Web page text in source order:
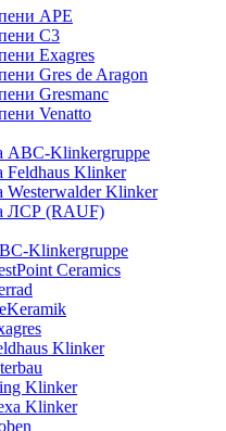
APE
C3
Exagres
Gres de Aragon
Gresmanc
Venatto
ABC-Klinkergruppe
Feldhaus Klinker
Westerwalder Klinker
ЛСР (RAUF)
Klinkergruppe
Ceramics
Klinker
Klinker
Klinker